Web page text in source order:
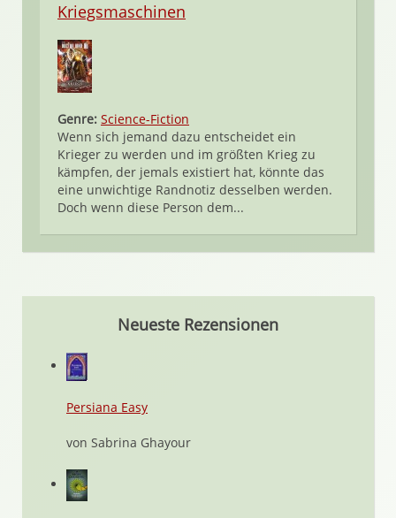
Kriegsmaschinen
Genre: Science-Fiction
Wenn sich jemand dazu entscheidet ein
Krieger zu werden und im größten Krieg zu
kämpfen, der jemals existiert hat, könnte das
eine unwichtige Randnotiz desselben werden.
Doch wenn diese Person dem...
Neueste Rezensionen
Persiana Easy
von Sabrina Ghayour